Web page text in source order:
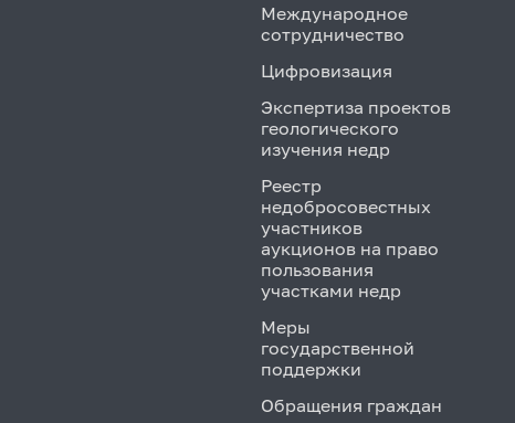
Международное
сотрудничество
Цифровизация
Экспертиза проектов
геологического
изучения недр
Реестр
недобросовестных
участников
аукционов на право
пользования
участками недр
Меры
государственной
поддержки
Обращения граждан